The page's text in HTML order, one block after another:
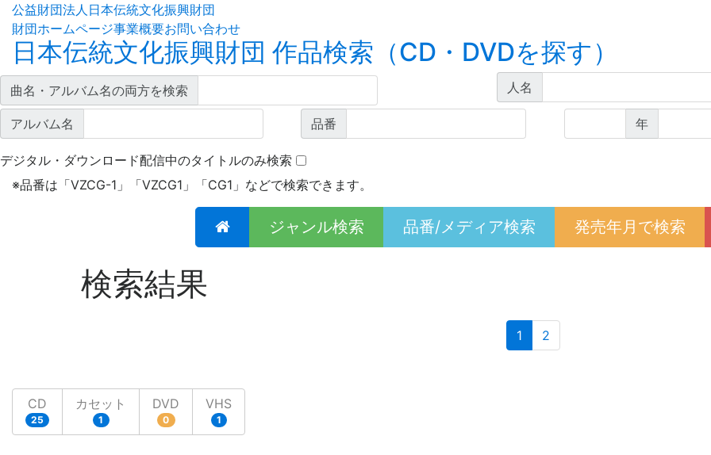
公益財団法人日本伝統文化振興財団
財団ホームページ事業概要お問い合わせ
日本伝統文化振興財団 作品検索（CD・DVDを探す）
曲名・アルバム名の両方を検索 人名
アルバム名 品番 年
デジタル・ダウンロード配信中のタイトルのみ検索
※品番は「VZCG-1」「VZCG1」「CG1」などで検索できます。
ジャンル検索 品番/メディア検索 発売年月で検索
検索結果
1 (current)
2
CD
25
カセット
1
DVD
0
VHS
1